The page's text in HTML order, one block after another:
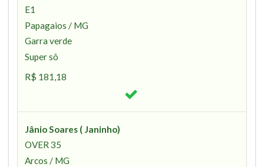
E1
Papagaios / MG
Garra verde
Super sô
R$ 181,18
Jânio Soares ( Janinho)
OVER 35
Arcos / MG